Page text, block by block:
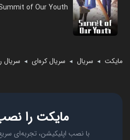
of Our Youth
مایکت ◄ سریال ◄ سریال کره‌ای ◄
مایکت را
با نصب اپلیکیشن، تجربه‌ای